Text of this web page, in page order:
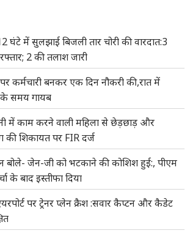
घंटे में सुलझाई बिजली तार चोरी की वारदात:3
2 की तलाश जारी
कर्मचारी बनकर एक दिन नौकरी की,रात में
समय गायब
में काम करने वाली महिला से छेड़छाड़ और
की शिकायत पर FIR दर्ज
बोले- जेन-जी को भटकाने की कोशिश हुई:, पीएम
के बाद इस्तीफा दिया
पर ट्रेनर प्लेन क्रैश :सवार कैप्टन और कैडेट